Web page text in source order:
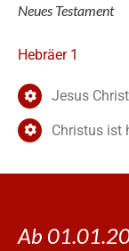
Neues Testament
Hebräer 1
Jesus
Christus ist
Ab